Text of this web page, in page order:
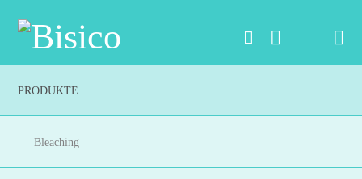
PRODUKTE
Bleaching